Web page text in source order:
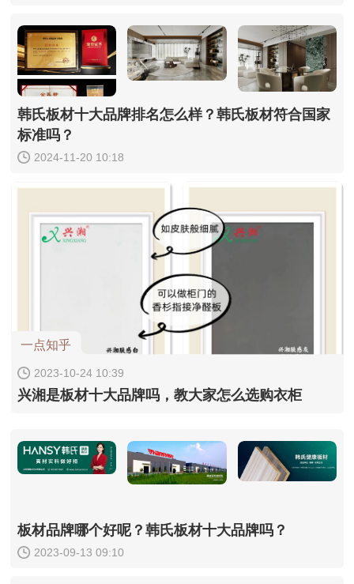
韩氏板材十大品牌排名怎么样？韩氏板材符合国家
标准吗？
2024-11-20 10:18
一点知乎
2023-10-24 10:39
兴湘是板材十大品牌吗，教大家怎么选购衣柜
板材品牌哪个好呢？韩氏板材十大品牌吗？
2023-09-13 09:10